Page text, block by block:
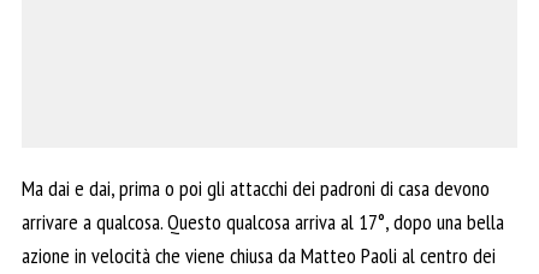
Ma dai e dai, prima o poi gli attacchi dei padroni di casa devono
arrivare a qualcosa. Questo qualcosa arriva al 17°, dopo una bella
azione in velocità che viene chiusa da Matteo Paoli al centro dei